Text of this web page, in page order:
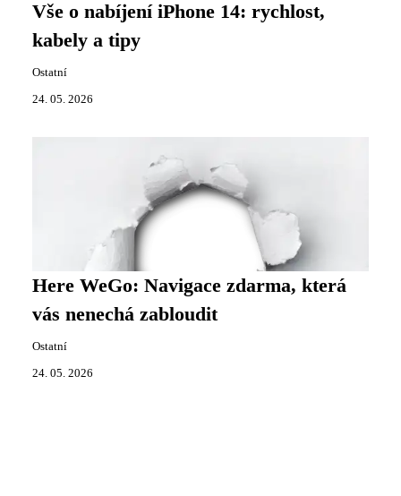
Vše o nabíjení iPhone 14: rychlost,
kabely a tipy
Ostatní
24. 05. 2026
Here WeGo: Navigace zdarma, která
vás nenechá zabloudit
Ostatní
24. 05. 2026